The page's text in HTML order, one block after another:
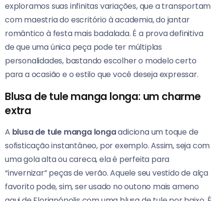
exploramos suas infinitas variações, que a transportam
com maestria do escritório à academia, do jantar
romântico à festa mais badalada. É a prova definitiva
de que uma única peça pode ter múltiplas
personalidades, bastando escolher o modelo certo
para a ocasião e o estilo que você deseja expressar.
Blusa de tule manga longa: um charme
extra
A blusa de tule manga longaadiciona um toque de
sofisticação instantâneo, por exemplo. Assim, seja com
uma gola alta ou careca, ela é perfeita para
“invernizar” peças de verão. Aquele seu vestido de alça
favorito pode, sim, ser usado no outono mais ameno